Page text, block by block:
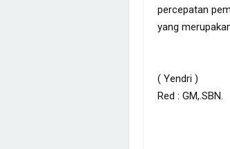
percepatan
yang
( Yendri )
Red : GM,.SBN.